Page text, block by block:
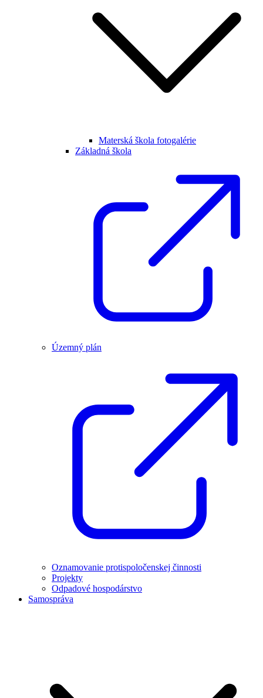
Materská škola fotogalérie
Základná škola
Územný plán
Oznamovanie protispoločenskej činnosti
Projekty
Odpadové hospodárstvo
Samospráva